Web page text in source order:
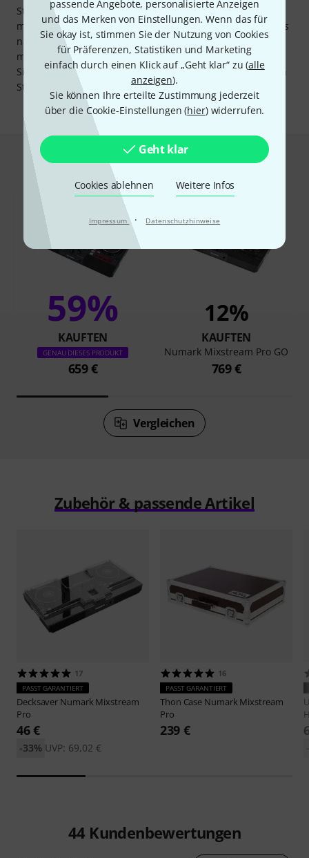
passende Angebote, personalisierte Anzeigen
und das Merken von Einstellungen. Wenn das für
Sie okay ist, stimmen Sie der Nutzung von Cookies
für Präferenzen, Statistiken und Marketing
einfach durch einen Klick auf „Geht klar“ zu (alle
anzeigen).
Sie können Ihre erteilte Zustimmung jederzeit
über die Cookie-Einstellungen (hier) widerrufen.
Geht klar
Cookies ablehnen Weitere Infos
Impressum · Datenschutzhinweise
Sticks oder SD-Karten geladen und überallhin
mitgenommen werden. Es besteht volle Flexibilität, um Sets
nach Belieben zu gestalten. Mit diesem DJ-Controller hat
man das Beste aus beiden Welten und kann in jeder
Situation das Beste herausholen, egal ob mit den neuesten
Streaming-Hits oder den persönlichen Lieblingstracks!
Das kauften Kunden, die sich dieses
Produkt angesehen haben
59%
KAUFTEN
GENAU DIESES PRODUKT
659 €
12%
KAUFTEN
Numark Mixstream Pro GO
769 €
Vergleichen
Zubehör & passende Artikel
17
PASST GARANTIERT
Decksaver Numark Mixstream
Pro
46 €
UVP: 69,02 €
-33%
16
PASST GARANTIERT
Thon Case Numark Mixstream
Pro
239 €
44 Kundenbewertungen